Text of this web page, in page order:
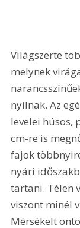
Világszerte
melynek
nyílnak. Az
levelei húsos,
cm-re is
fajok
nyári
tartani. Télen
viszont minél
Mérsékelt